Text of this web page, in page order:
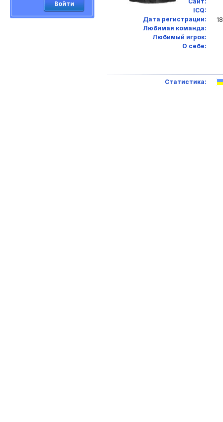
Войти
ICQ:
Дата регистрации:
Любимая команда:
Любимый игрок:
О себе:
Статистика: